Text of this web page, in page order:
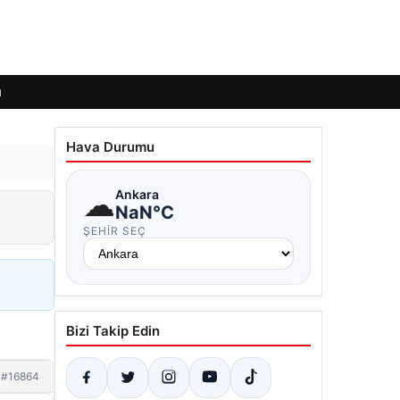
#16864
Hava Durumu
☁Ankara
NaN°C
ŞEHIR SEÇ
Bizi Takip Edin